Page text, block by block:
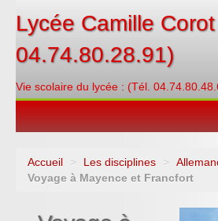
Lycée Camille
04.74.80.28.91)
Vie scolaire du lycée : (Tél.
Espace restauration
Accueil > Les disciplines >
Voyage à Mayence et Francfort